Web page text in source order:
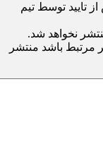
تایید توسط تیم
نخواهد شد.
مرتبط باشد منتشر